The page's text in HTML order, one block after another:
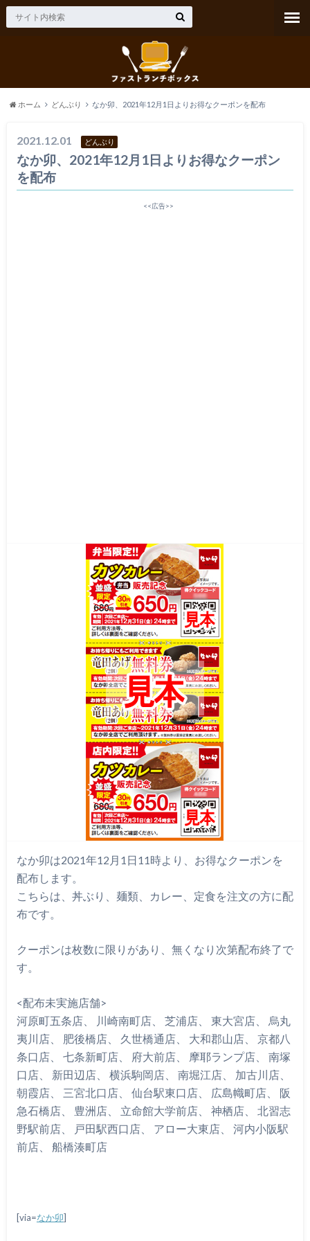
ホーム どんぶり なか卯、2021年12月1日よりお得なクーポンを配布
2021.12.01 どんぶり
なか卯、2021年12月1日よりお得なクーポン
を配布
<<広告>>
なか卯は2021年12月1日11時より、お得なクーポンを
配布します。
こちらは、丼ぶり、麺類、カレー、定食を注文の方に配
布です。
クーポンは枚数に限りがあり、無くなり次第配布終了で
す。
<配布未実施店舗>
河原町五条店、 川崎南町店、 芝浦店、 東大宮店、 烏丸
夷川店、 肥後橋店、 久世橋通店、 大和郡山店、 京都八
条口店、 七条新町店、 府大前店、 摩耶ランプ店、 南塚
口店、 新田辺店、 横浜駒岡店、 南堀江店、 加古川店、
朝霞店、 三宮北口店、 仙台駅東口店、 広島幟町店、 阪
急石橋店、 豊洲店、 立命館大学前店、 神栖店、 北習志
野駅前店、 戸田駅西口店、 アロー大東店、 河内小阪駅
前店、 船橋湊町店
[via=なか卯]